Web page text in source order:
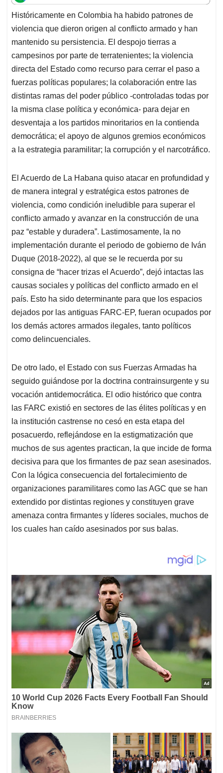
t
s
A
p
p
e
b
o
o
k
k
e
d
I
n
i
l
e
a
d
s
Históricamente en Colombia ha habido patrones de
violencia que dieron origen al conflicto armado y han
mantenido su persistencia. El despojo tierras a
campesinos por parte de terratenientes; la violencia
directa del Estado como recurso para cerrar el paso a
fuerzas políticas populares; la colaboración entre las
distintas ramas del poder público -controladas todas por
la misma clase política y económica- para dejar en
desventaja a los partidos minoritarios en la contienda
democrática; el apoyo de algunos gremios económicos
a la estrategia paramilitar; la corrupción y el narcotráfico.
El Acuerdo de La Habana quiso atacar en profundidad y
de manera integral y estratégica estos patrones de
violencia, como condición ineludible para superar el
conflicto armado y avanzar en la construcción de una
paz “estable y duradera”. Lastimosamente, la no
implementación durante el periodo de gobierno de Iván
Duque (2018-2022), al que se le recuerda por su
consigna de “hacer trizas el Acuerdo”, dejó intactas las
causas sociales y políticas del conflicto armado en el
país. Esto ha sido determinante para que los espacios
dejados por las antiguas FARC-EP, fueran ocupados por
los demás actores armados ilegales, tanto políticos
como delincuenciales.
De otro lado, el Estado con sus Fuerzas Armadas ha
seguido guiándose por la doctrina contrainsurgente y su
vocación antidemocrática. El odio histórico que contra
las FARC existió en sectores de las élites políticas y en
la institución castrense no cesó en esta etapa del
posacuerdo, reflejándose en la estigmatización que
muchos de sus agentes practican, la que incide de forma
decisiva para que los firmantes de paz sean asesinados.
Con la lógica consecuencia del fortalecimiento de
organizaciones paramilitares como las AGC que se han
extendido por distintas regiones y constituyen grave
amenaza contra firmantes y líderes sociales, muchos de
los cuales han caído asesinados por sus balas.